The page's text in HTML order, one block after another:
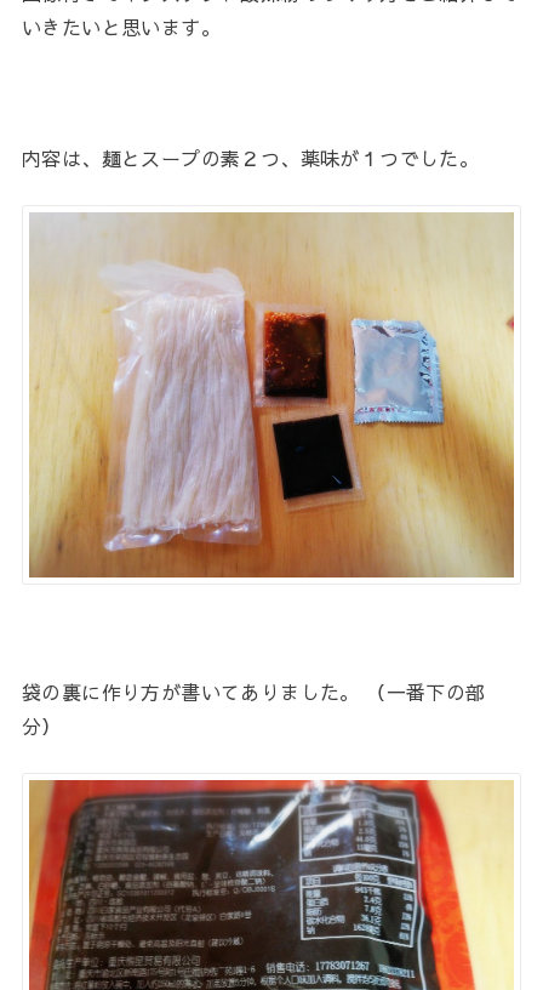
いきたいと思います。
内容は、麺とスープの素２つ、薬味が１つでした。
袋の裏に作り方が書いてありました。 （一番下の部
分）